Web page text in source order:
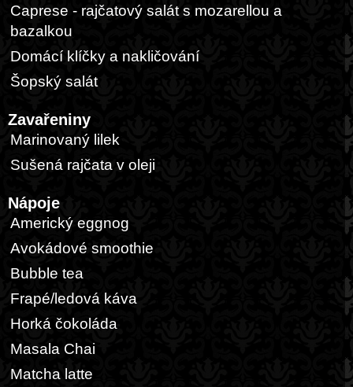
Caprese - rajčatový salát s mozarellou a
bazalkou
Domácí klíčky a nakličování
Šopský salát
Zavařeniny
Marinovaný lilek
Sušená rajčata v oleji
Nápoje
Americký eggnog
Avokádové smoothie
Bubble tea
Frapé/ledová káva
Horká čokoláda
Masala Chai
Matcha latte